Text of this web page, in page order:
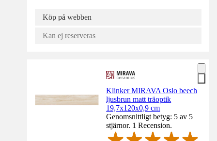
Köp på webben
Kan ej reserveras
Klinker MIRAVA Oslo beech
ljusbrun matt träoptik
19,7x120x0,9 cm
Genomsnittligt betyg: 5 av 5
stjärnor. 1 Recension.